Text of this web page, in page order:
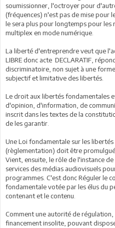
soumissionner, l'octroyer pour
(fréquences) n'est pas de mise pour
le sera plus pour longtemps pour
multiplex en mode numérique.
La liberté d'entreprendre veut que
LIBRE donc acte DECLARATIF,
discriminatoire, non sujet à une
subjectif et limitative des libertés.
Le droit aux libertés fondamentales
d'opinion, d'information, de
inscrit dans les textes de la
de les garantir.
Une Loi fondamentale sur les
(règlementation) doit être
Vient, ensuite, le rôle de l'instance
services des médias audiovisuels
programmes. C'est donc Réguler le
fondamentale votée par les élus du
contenant et le contenu.
Comment une autorité de
financement insolite, pouvant